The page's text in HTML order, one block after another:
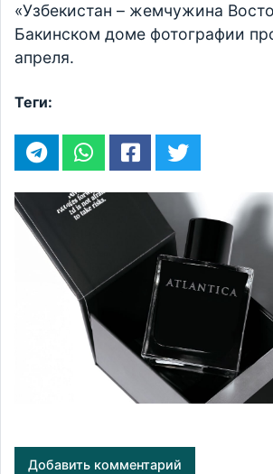
«Узбекистан – жемчужина
Бакинском доме фотографии
апреля.
Теги:
Добавить комментарий